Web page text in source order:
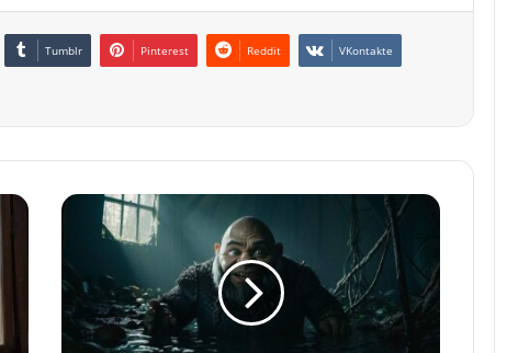
Tumblr Pinterest Reddit VKontakte
Canavar
Prenses,
Cücelerle
Birlikte
Yeni